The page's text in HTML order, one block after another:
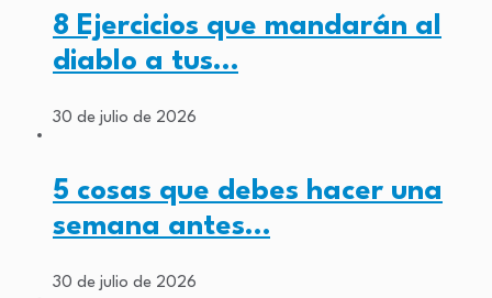
8 Ejercicios que mandarán al
diablo a tus…
30 de julio de 2026
5 cosas que debes hacer una
semana antes…
30 de julio de 2026